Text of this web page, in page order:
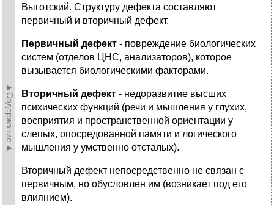
►Содержание►
Выготский. Структуру дефекта составляют
первичный и вторичный дефект.
Первичный дефект - повреждение биологических
систем (отделов ЦНС, анализаторов), которое
вызывается биологическими факторами.
Вторичный дефект - недоразвитие высших
психических функций (речи и мышления у глухих,
восприятия и пространственной ориентации у
слепых, опосредованной памяти и логического
мышления у умственно отсталых).
Вторичный дефект непосредственно не связан с
первичным, но обусловлен им (возникает под его
влиянием).